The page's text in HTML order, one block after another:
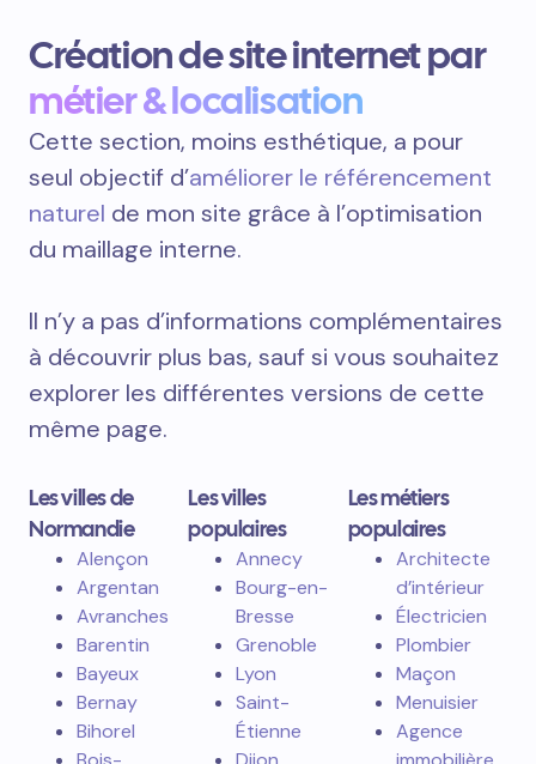
Création de site internet par
métier & localisation
Cette section, moins esthétique, a pour
seul objectif d’améliorer le référencement
naturel de mon site grâce à l’optimisation
du maillage interne.
Il n’y a pas d’informations complémentaires
à découvrir plus bas, sauf si vous souhaitez
explorer les différentes versions de cette
même page.
Les villes de
Normandie
Alençon
Argentan
Avranches
Barentin
Bayeux
Bernay
Bihorel
Les villes
populaires
Annecy
Bourg-en-
Bresse
Grenoble
Lyon
Saint-
Étienne
Les métiers
populaires
Architecte
d’intérieur
Électricien
Plombier
Maçon
Menuisier
Agence